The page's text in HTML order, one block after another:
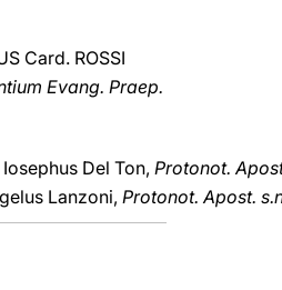
Card. ROSSI
Evang. Praep.
Iosephus Del Ton, Protonot.
Lanzoni, Protonot. Apost.